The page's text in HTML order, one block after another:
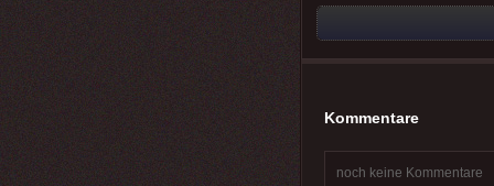
Kommentare
noch keine Kommentare